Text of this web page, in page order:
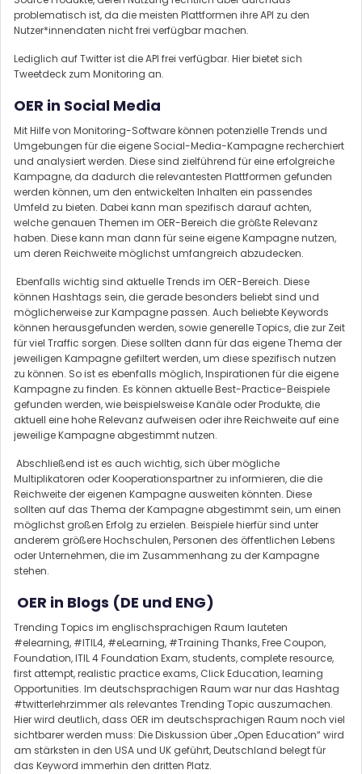
problematisch ist, da die meisten Plattformen ihre API zu den
Nutzer*innendaten nicht frei verfügbar machen.
Lediglich auf Twitter ist die API frei verfügbar. Hier bietet sich
Tweetdeck zum Monitoring an.
OER in Social Media
Mit Hilfe von Monitoring-Software können potenzielle Trends und
Umgebungen für die eigene Social-Media-Kampagne recherchiert
und analysiert werden. Diese sind zielführend für eine erfolgreiche
Kampagne, da dadurch die relevantesten Plattformen gefunden
werden können, um den entwickelten Inhalten ein passendes
Umfeld zu bieten. Dabei kann man spezifisch darauf achten,
welche genauen Themen im OER-Bereich die größte Relevanz
haben. Diese kann man dann für seine eigene Kampagne nutzen,
um deren Reichweite möglichst umfangreich abzudecken.
Ebenfalls wichtig sind aktuelle Trends im OER-Bereich. Diese
können Hashtags sein, die gerade besonders beliebt sind und
möglicherweise zur Kampagne passen. Auch beliebte Keywords
können herausgefunden werden, sowie generelle Topics, die zur Zeit
für viel Traffic sorgen. Diese sollten dann für das eigene Thema der
jeweiligen Kampagne gefiltert werden, um diese spezifisch nutzen
zu können. So ist es ebenfalls möglich, Inspirationen für die eigene
Kampagne zu finden. Es können aktuelle Best-Practice-Beispiele
gefunden werden, wie beispielsweise Kanäle oder Produkte, die
aktuell eine hohe Relevanz aufweisen oder ihre Reichweite auf eine
jeweilige Kampagne abgestimmt nutzen.
Abschließend ist es auch wichtig, sich über mögliche
Multiplikatoren oder Kooperationspartner zu informieren, die die
Reichweite der eigenen Kampagne ausweiten könnten. Diese
sollten auf das Thema der Kampagne abgestimmt sein, um einen
möglichst großen Erfolg zu erzielen. Beispiele hierfür sind unter
anderem größere Hochschulen, Personen des öffentlichen Lebens
oder Unternehmen, die im Zusammenhang zu der Kampagne
stehen.
OER in Blogs (DE und ENG)
Trending Topics im englischsprachigen Raum lauteten
#elearning, #ITIL4, #eLearning, #Training Thanks, Free Coupon,
Foundation, ITIL 4 Foundation Exam, students, complete resource,
first attempt, realistic practice exams, Click Education, learning
Opportunities. Im deutschsprachigen Raum war nur das Hashtag
#twitterlehrzimmer als relevantes Trending Topic auszumachen.
Hier wird deutlich, dass OER im deutschsprachigen Raum noch viel
sichtbarer werden muss: Die Diskussion über „Open Education“ wird
am stärksten in den USA und UK geführt, Deutschland belegt für
das Keyword immerhin den dritten Platz.